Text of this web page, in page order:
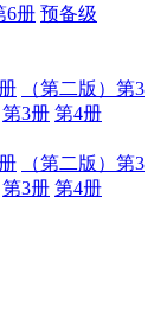
6册 预备级
（第二版）第3
第3册 第4册
（第二版）第3
第3册 第4册